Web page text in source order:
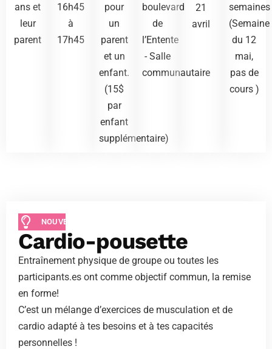
ans et
leur
parent
16h45
à
17h45
pour
un
parent
et un
enfant.
(15$
par
enfant
supplémentaire)
boulevard
de
l’Entente
- Salle
communautaire
21
avril
semaines
(Semaine
du 12
mai,
pas de
cours )
NOUVEAUTÉ
Cardio-pousette
Entraînement physique de groupe ou toutes les
participants.es ont comme objectif commun, la remise
en forme!
C’est un mélange d’exercices de musculation et de
cardio adapté à tes besoins et à tes capacités
personnelles !